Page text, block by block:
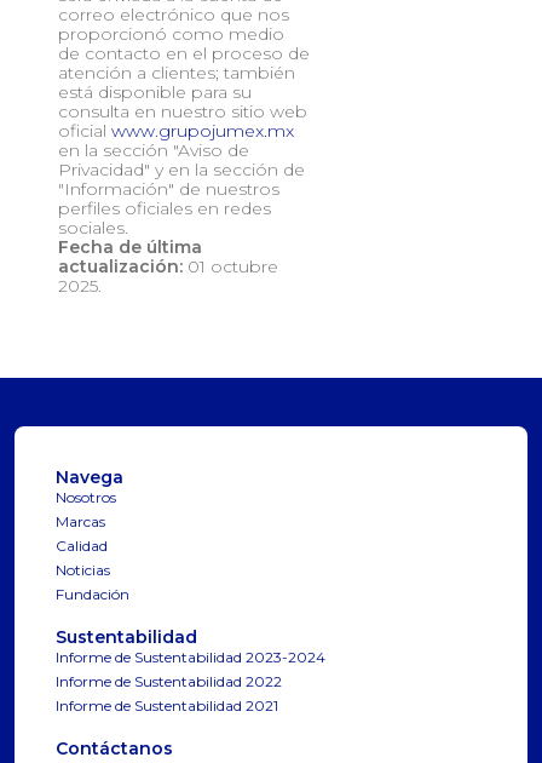
correo electrónico que nos
proporcionó como medio
de contacto en el proceso de
atención a clientes; también
está disponible para su
consulta en nuestro sitio web
oficial www.grupojumex.mx
en la sección "Aviso de
Privacidad" y en la sección de
"Información" de nuestros
perfiles oficiales en redes
sociales.
Fecha de última
actualización: 01 octubre
2025.
Navega
Nosotros
Marcas
Calidad
Noticias
Fundación
Sustentabilidad
Informe de Sustentabilidad 2023-2024
Informe de Sustentabilidad 2022
Informe de Sustentabilidad 2021
Contáctanos